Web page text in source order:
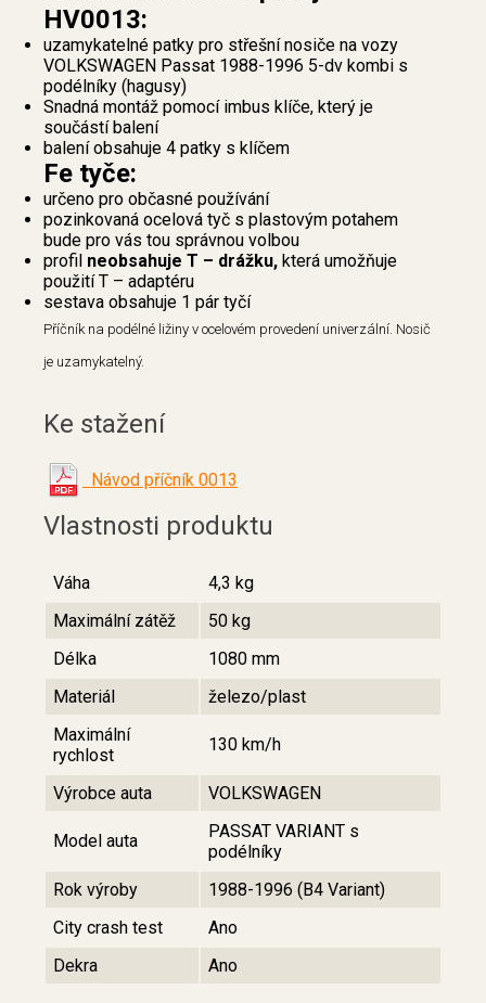
HV0013:
uzamykatelné patky pro střešní nosiče na vozy
VOLKSWAGEN Passat 1988-1996 5-dv kombi s
podélníky (hagusy)
Snadná montáž pomocí imbus klíče, který je
součástí balení
balení obsahuje 4 patky s klíčem
Fe tyče:
určeno pro občasné používání
pozinkovaná ocelová tyč s plastovým potahem
bude pro vás tou správnou volbou
profil neobsahuje T – drážku, která umožňuje
použití T – adaptéru
sestava obsahuje 1 pár tyčí
Příčník na podélné ližiny v ocelovém provedení univerzální. Nosič
je uzamykatelný.
Ke stažení
Návod příčník 0013
Vlastnosti produktu
Váha
4,3 kg
Maximální zátěž
50 kg
Délka
1080 mm
Materiál
železo/plast
Maximální
rychlost
130 km/h
Výrobce auta VOLKSWAGEN
Model auta
PASSAT VARIANT s
podélníky
Rok výroby
1988-1996 (B4 Variant)
City crash test
Ano
Dekra
Ano